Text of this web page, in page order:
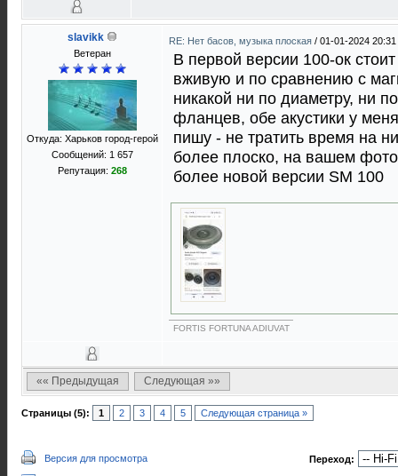
slavikk
Ветеран
Откуда: Харьков город-герой
Сообщений: 1 657
Репутация: 268
RE: Нет басов, музыка плоская / 01-01-2024 20:31
В первой версии 100-ок
вживую и по сравнению с
никакой ни по диаметру, ни
фланцев, обе акустики у
пишу - не тратить время на
более плоско, на вашем фото
более новой версии SM 100
FORTIS FORTUNA ADIUVAT
«« Предыдущая Следующая »»
Страницы (5): 1 2 3 4 5 Следующая страница »
Версия для просмотра Переход: